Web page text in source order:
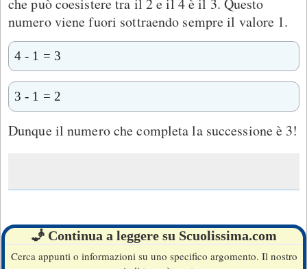
che può coesistere tra il 2 e il 4 è il 3. Questo
numero viene fuori sottraendo sempre il valore 1.
4 - 1 = 3
3 - 1 = 2
Dunque il numero che completa la successione è 3!
🧞 Continua a leggere su Scuolissima.com
Cerca appunti o informazioni su uno specifico argomento. Il nostro